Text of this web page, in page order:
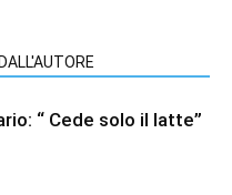
“ Cede solo il latte”